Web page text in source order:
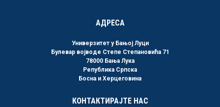
АДРЕСА
Универзитет у Бањој Луци
Булевар војводе Степе Степановића 71
78000 Бања Лука
Република Српска
Босна и Херцеговина
КОНТАКТИРАЈТЕ НАС